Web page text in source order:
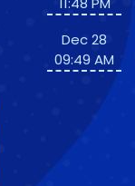
Dec 28
09:49 AM